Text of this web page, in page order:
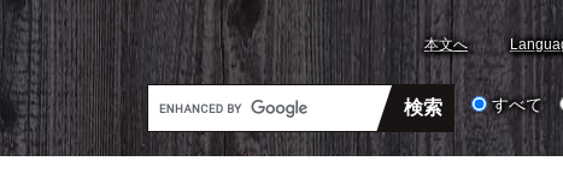
本文へ
G
o
o
すべて